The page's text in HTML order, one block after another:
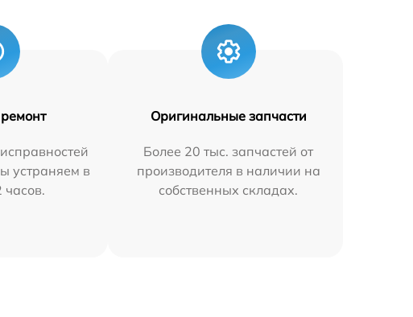
устраняем в
часов.
Оригинальные запчасти
Более 20 тыс. запчастей от
производителя в наличии на
собственных складах.